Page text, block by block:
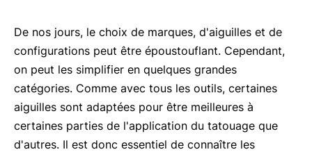
De nos jours, le choix de marques, d'aiguilles et de
configurations peut être époustouflant. Cependant,
on peut les simplifier en quelques grandes
catégories. Comme avec tous les outils, certaines
aiguilles sont adaptées pour être meilleures à
certaines parties de l'application du tatouage que
d'autres. Il est donc essentiel de connaître les